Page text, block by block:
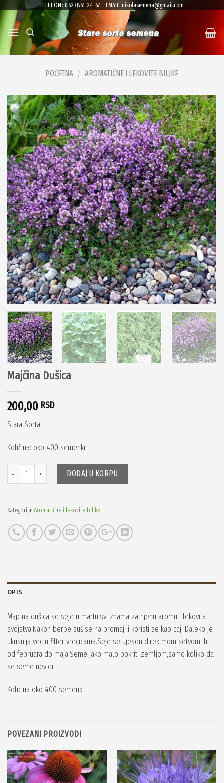
to
content
TELEFON: 062/861 24 67 |EMAIL: nikolasemena@gmail.com
POČETNA / AROMATIČNE I LEKOVITE BILJKE
Majčina Dušica
200,00 RSD
Stara Sorta
Količina: oko 400 semenki
Količina DODAJ U KORPU
Kategorija: Aromatične i lekovite biljke
OPIS
Majcina dušica se seje u martu,svi znama za njenu aromu i lekovita
svojstva.Nakon berbe sušise na promaji i koristi se kao caj. Daleko je
ukusnija vec u filter vrecicama.Seje se ujesen direktmom setvom ili
od februara do maja.Seme jako malo pokriti zemljom,samo koliko da
se seme nevidi.
Kolicina oko 400 semenki
POVEZANI PROIZVODI